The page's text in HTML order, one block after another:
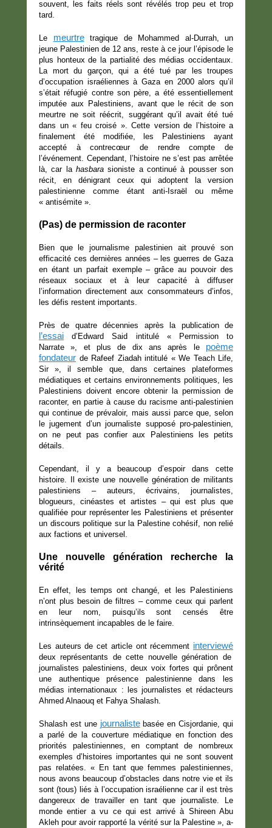
souvent, les faits réels sont révélés trop peu et trop
tard.
Le meurtretragique de Mohammed al-Durrah, un
jeune Palestinien de 12 ans, reste à ce jour l’épisode le
plus honteux de la partialité des médias occidentaux.
La mort du garçon, qui a été tué par les troupes
d’occupation israéliennes à Gaza en 2000 alors qu’il
s’était réfugié contre son père, a été essentiellement
imputée aux Palestiniens, avant que le récit de son
meurtre ne soit réécrit, suggérant qu’il avait été tué
dans un « feu croisé ». Cette version de l’histoire a
finalement été modifiée, les Palestiniens ayant
accepté à contrecœur de rendre compte de
l’événement. Cependant, l’histoire ne s’est pas arrêtée
là, car la hasbara sioniste a continué à pousser son
récit, en dénigrant ceux qui adoptent la version
palestinienne comme étant anti-Israël ou même
« antisémite ».
(Pas) de permission de raconter
Bien que le journalisme palestinien ait prouvé son
efficacité ces dernières années – les guerres de Gaza
en étant un parfait exemple – grâce au pouvoir des
réseaux sociaux et à leur capacité à diffuser
l’information directement aux consommateurs d’infos,
les défis restent importants.
Près de quatre décennies après la publication de
l’essai d’Edward Said intitulé « Permission to
Narrate », et plus de dix ans après le poème
fondateur de Rafeef Ziadah intitulé « We Teach Life,
Sir », il semble que, dans certaines plateformes
médiatiques et certains environnements politiques, les
Palestiniens doivent encore obtenir la permission de
raconter, en partie à cause du racisme anti-palestinien
qui continue de prévaloir, mais aussi parce que, selon
le jugement d’un journaliste supposé pro-palestinien,
on ne peut pas confier aux Palestiniens les petits
détails.
Cependant, il y a beaucoup d’espoir dans cette
histoire. Il existe une nouvelle génération de militants
palestiniens – auteurs, écrivains, journalistes,
blogueurs, cinéastes et artistes – qui est plus que
qualifiée pour représenter les Palestiniens et présenter
un discours politique sur la Palestine cohésif, non relié
aux factions et universel.
Une nouvelle génération recherche la
vérité
En effet, les temps ont changé, et les Palestiniens
n’ont plus besoin de filtres – comme ceux qui parlent
en leur nom, puisqu’ils sont censés être
intrinsèquement incapables de le faire.
Les auteurs de cet article ont récemment interviewé
deux représentants de cette nouvelle génération de
journalistes palestiniens, deux voix fortes qui prônent
une authentique présence palestinienne dans les
médias internationaux : les journalistes et rédacteurs
Ahmed Alnaouq et Fahya Shalash.
Shalash est une journalistebasée en Cisjordanie, qui
a parlé de la couverture médiatique en fonction des
priorités palestiniennes, en comptant de nombreux
exemples d’histoires importantes qui ne sont souvent
pas relatées. « En tant que femmes palestiniennes,
nous avons beaucoup d’obstacles dans notre vie et ils
sont (tous) liés à l’occupation israélienne car il est très
dangereux de travailler en tant que journaliste. Le
monde entier a vu ce qui est arrivé à Shireen Abu
Akleh pour avoir rapporté la vérité sur la Palestine », a-